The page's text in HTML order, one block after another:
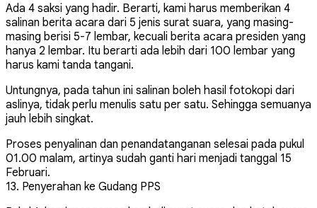
Ada 4 saksi yang hadir. Berarti, kami harus memberikan 4
salinan berita acara dari 5 jenis surat suara, yang masing-
masing berisi 5-7 lembar, kecuali berita acara presiden yang
hanya 2 lembar. Itu berarti ada lebih dari 100 lembar yang
harus kami tanda tangani.
Untungnya, pada tahun ini salinan boleh hasil fotokopi dari
aslinya, tidak perlu menulis satu per satu. Sehingga semuanya
jauh lebih singkat.
Proses penyalinan dan penandatanganan selesai pada pukul
01.00 malam, artinya sudah ganti hari menjadi tanggal 15
Februari.
13. Penyerahan ke Gudang PPS